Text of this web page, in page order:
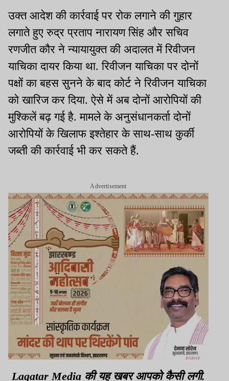
उक्त आदेश की कार्रवाई पर रोक लगाने की गुहार
लगाते हुए रुद्र प्रताप नारायण सिंह और सचिव
रणजीत कौर ने न्यायायुक्त की अदालत में रिवीजन
याचिका दायर किया था. रिवीजन याचिका पर दोनों
पक्षों का बहस सुनने के बाद कोर्ट ने रिवीजन याचिका
को खारिज कर दिया. ऐसे में अब दोनों आरोपियों की
मुश्किलें बढ़ गई है. मामले के अनुसंधानकर्ता दोनों
आरोपियों के खिलाफ इश्तेहार के साथ-साथ कुर्की
जब्ती की कार्रवाई भी कर सकते हैं.
Advertisement
Lagatar Media की यह खबर आपको कैसी लगी.